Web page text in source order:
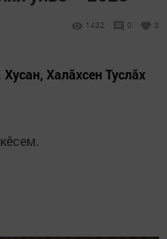
1432 0 3
Халăхсен Туслăх